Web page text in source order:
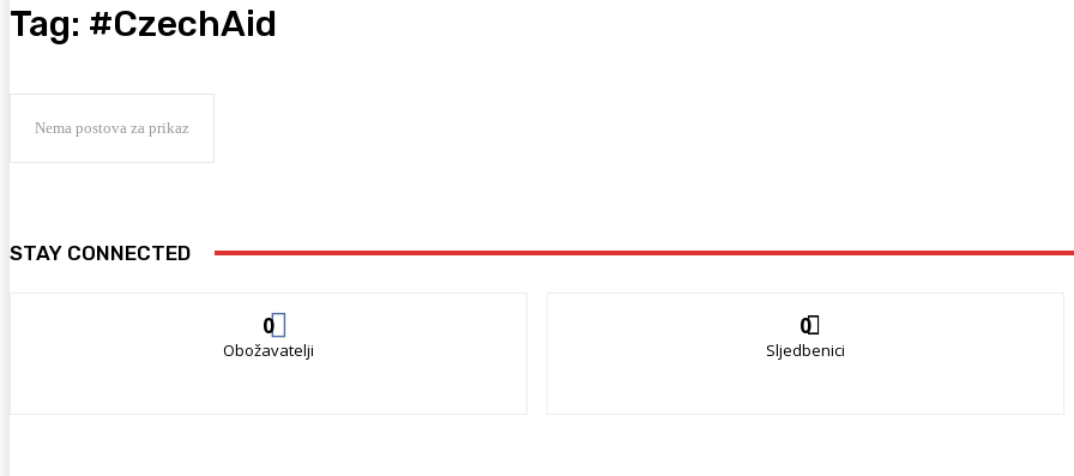
Tag: #CzechAid
Nema postova za prikaz
STAY CONNECTED
0
Obožavatelji
0
Sljedbenici